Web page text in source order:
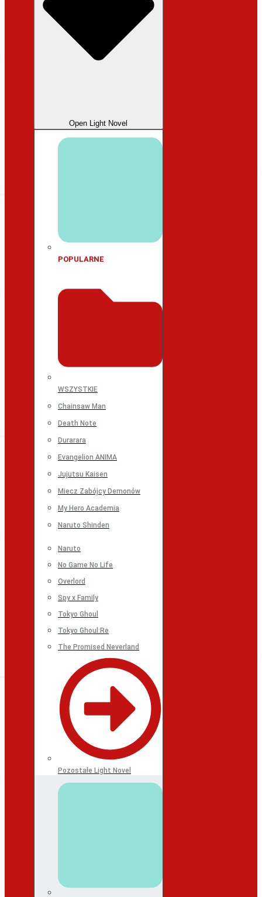
Open Light Novel
POPULARNE
WSZYSTKIE
Chainsaw Man
Death Note
Durarara
Evangelion ANIMA
Jujutsu Kaisen
Miecz Zabójcy Demonów
My Hero Academia
Naruto Shinden
Naruto
No Game No Life
Overlord
Spy x Family
Tokyo Ghoul
Tokyo Ghoul:Re
The Promised Neverland
Pozostałe Light Novel